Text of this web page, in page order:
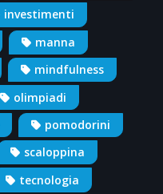
investimenti
manna
mindfulness
olimpiadi
pomodorini
scaloppina
tecnologia